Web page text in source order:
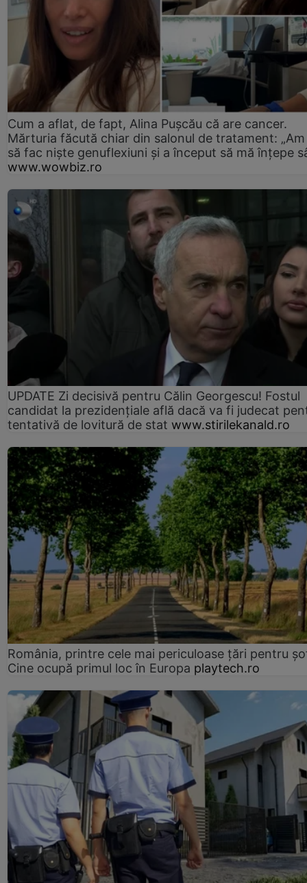
Cum a aflat, de fapt, Alina Pușcău că are cancer.
Mărturia făcută chiar din salonul de tratament:
să fac niște genuflexiuni și a început să mă înțepe
www.wowbiz.ro
UPDATE Zi decisivă pentru Călin Georgescu! Fostul
candidat la prezidențiale află dacă va fi judecat
tentativă de lovitură de stat www.stirilekanald.ro
România, printre cele mai periculoase țări pentru
Cine ocupă primul loc în Europa playtech.ro